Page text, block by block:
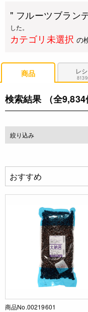
" フルーツブラン
した。
カテゴリ未選択 の
商品 レ
検索結果 （全9,834
絞り込み
商品No.00219601